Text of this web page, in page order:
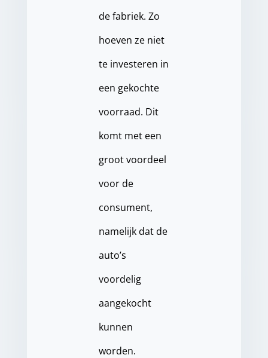
de fabriek. Zo
hoeven ze niet
te investeren in
een gekochte
voorraad. Dit
komt met een
groot voordeel
voor de
consument,
namelijk dat de
auto’s
voordelig
aangekocht
kunnen
worden.